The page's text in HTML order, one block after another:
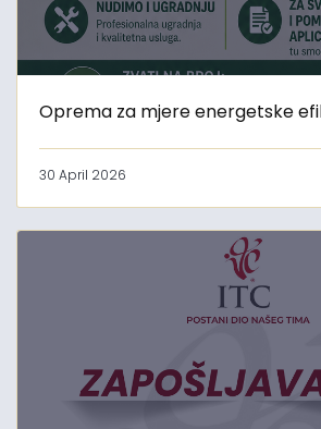
Oprema za mjere energetske
30 April 2026